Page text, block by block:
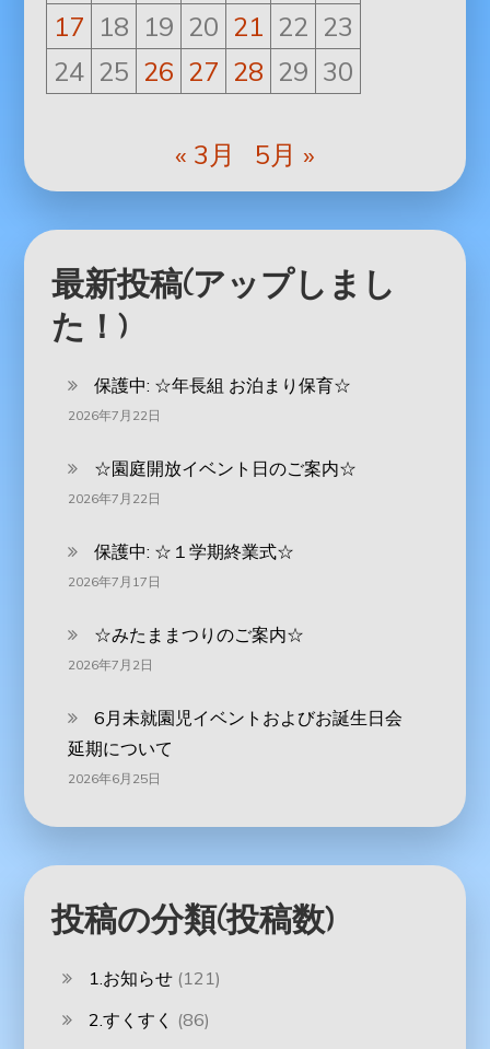
17 18 19 20 21 22 23
24 25 26 27 28 29 30
« 3月 5月 »
最新投稿(アップしまし
た！)
保護中: ‪☆年長組 お泊まり保育☆
2026年7月22日
☆園庭開放イベント日のご案内☆
2026年7月22日
保護中: ☆１学期終業式☆
2026年7月17日
☆みたままつりのご案内☆
2026年7月2日
6月未就園児イベントおよびお誕生日会
延期について
2026年6月25日
投稿の分類(投稿数)
1.お知らせ (121)
2.すくすく (86)